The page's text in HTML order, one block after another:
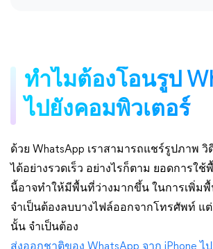
ทำไมต้องโอนรูป
ไปยังคอมพิวเตอร์
ด้วย WhatsApp เราสามารถแชร์รูปภาพ
ได้อย่างรวดเร็ว อย่างไรก็ตาม ยอดการใ
นี้อาจทำให้มีพื้นที่ว่างมากขึ้น ในการเพิ่มพื้
จำเป็นต้องลบบางไฟล์ออกจากโทรศัพท์ แ
นั้น จำเป็นต้อง